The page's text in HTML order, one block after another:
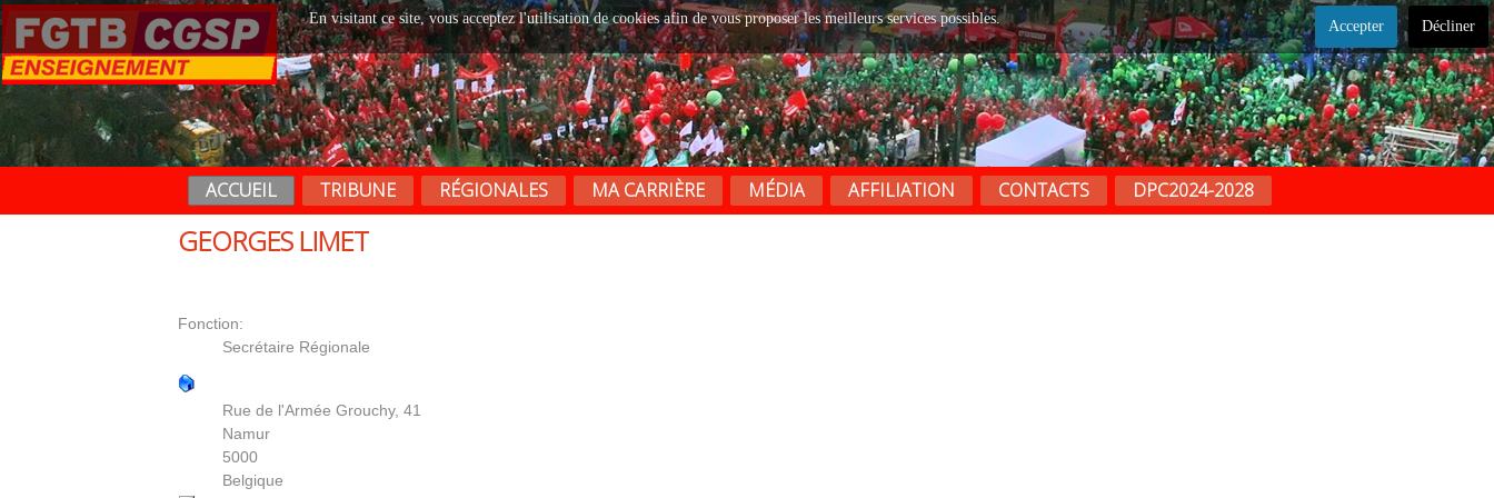
ACCUEIL TRIBUNE RÉGIONALES MA CARRIÈRE MÉDIA AFFILIATION CONTACTS DPC2024-2028
GEORGES LIMET
Fonction:
Secrétaire Régionale
Rue de l'Armée Grouchy, 41
Namur
5000
Belgique
En visitant ce site, vous acceptez l'utilisation de cookies afin de vous proposer les meilleurs services possibles. Accepter Décliner